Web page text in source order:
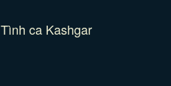
Tình ca Kashgar